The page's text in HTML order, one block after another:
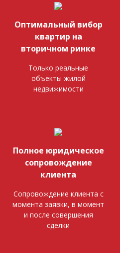
Оптимальный вибор
квартир на
вторичном ринке
Только реальные
объекты жилой
недвижимости
Полное юридическое
сопровождение
клиента
Сопровождение клиента с
момента заявки, в момент
и после совершения
сделки